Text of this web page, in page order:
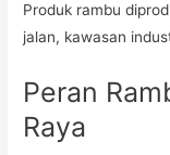
Produk rambu
jalan, kawasan
Peran
Raya